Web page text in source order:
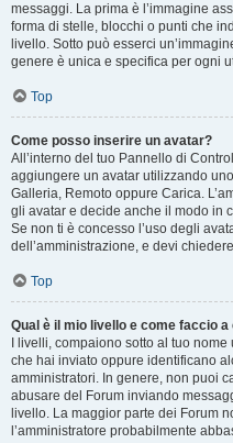
messaggi. La prima è l’immagine
forma di stelle, blocchi o punti che
livello. Sotto può esserci
genere è unica e specifica per ogni
Top
Come posso inserire un avatar?
All’interno del tuo Pannello di
aggiungere un avatar utilizzando
Galleria, Remoto oppure Carica.
gli avatar e decide anche il modo in
Se non ti è concesso l’uso degli
dell’amministrazione, e devi
Top
Qual è il mio livello e come faccio
I livelli, compaiono sotto al tuo
che hai inviato oppure identificano
amministratori. In genere, non puoi
abusare del Forum inviando
livello. La maggior parte dei Forum
l’amministratore probabilmente